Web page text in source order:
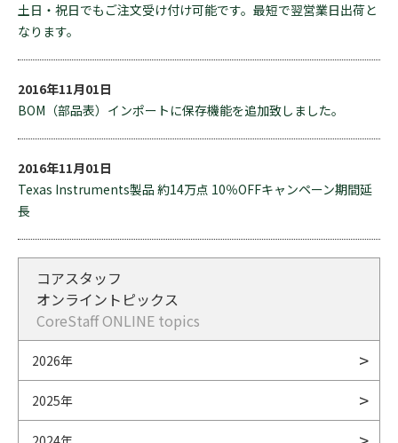
土日・祝日でもご注文受け付け可能です。最短で翌営業日出荷と
なります。
2016年11月01日
BOM（部品表）インポートに保存機能を追加致しました。
2016年11月01日
Texas Instruments製品 約14万点 10％OFFキャンペーン期間延
長
コアスタッフ
オンライントピックス
CoreStaff ONLINE topics
2026年
2025年